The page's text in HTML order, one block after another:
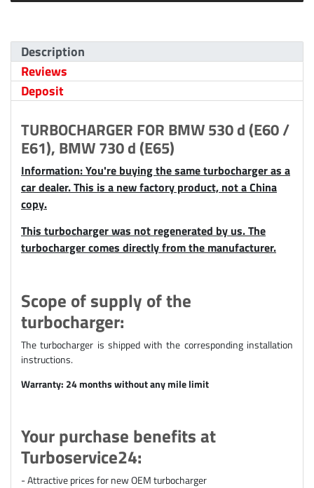
Description
Reviews
Deposit
TURBOCHARGER FOR BMW 530 d (E60 /
E61), BMW 730 d (E65)
Information: You're buying the same turbocharger as a
car dealer. This is a new factory product, not a China
copy.
This turbocharger was not regenerated by us. The
turbocharger comes directly from the manufacturer.
Scope of supply of the
turbocharger:
The turbocharger is shipped with the corresponding installation
instructions.
Warranty: 24 months without any mile limit
Your purchase benefits at
Turboservice24:
- Attractive prices for new OEM turbocharger